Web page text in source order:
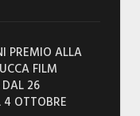
PREMIO ALLA
FILM
26
4 OTTOBRE